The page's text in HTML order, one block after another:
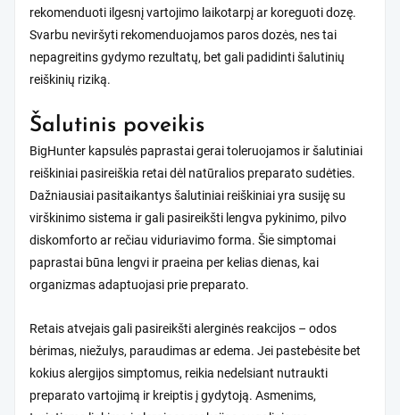
rekomenduoti ilgesnį vartojimo laikotarpį ar koreguoti dozę.
Svarbu neviršyti rekomenduojamos paros dozės, nes tai
nepagreitins gydymo rezultatų, bet gali padidinti šalutinių
reiškinių riziką.
Šalutinis poveikis
BigHunter kapsulės paprastai gerai toleruojamos ir šalutiniai
reiškiniai pasireiškia retai dėl natūralios preparato sudėties.
Dažniausiai pasitaikantys šalutiniai reiškiniai yra susiję su
virškinimo sistema ir gali pasireikšti lengva pykinimo, pilvo
diskomforto ar rečiau viduriavimo forma. Šie simptomai
paprastai būna lengvi ir praeina per kelias dienas, kai
organizmas adaptuojasi prie preparato.
Retais atvejais gali pasireikšti alerginės reakcijos – odos
bėrimas, niežulys, paraudimas ar edema. Jei pastebėsite bet
kokius alergijos simptomus, reikia nedelsiant nutraukti
preparato vartojimą ir kreiptis į gydytoją. Asmenims,